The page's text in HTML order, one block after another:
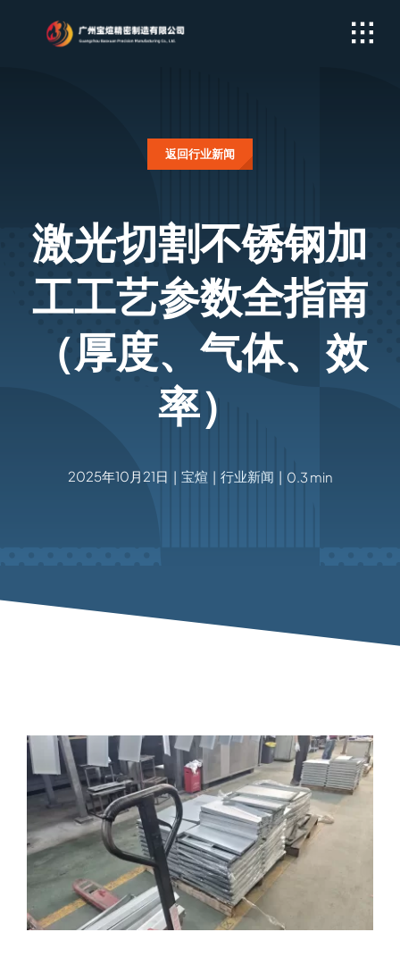
返回行业新闻
激光切割不锈钢加
工工艺参数全指南
（厚度、气体、效
率）
2025年10月21日 | 宝煊 | 行业新闻 | 0.3 min